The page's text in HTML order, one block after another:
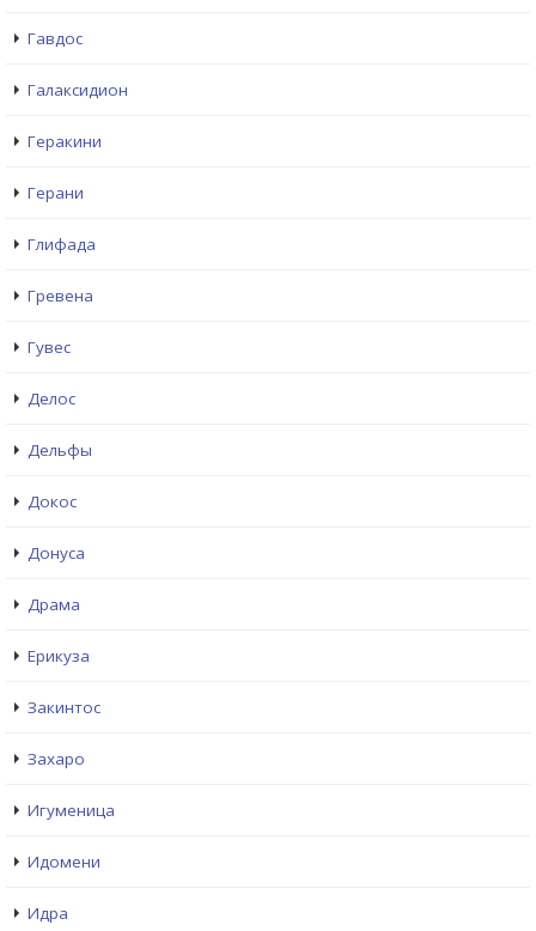
Гавдос
Галаксидион
Геракини
Герани
Глифада
Гревена
Гувес
Делос
Дельфы
Докос
Донуса
Драма
Ерикуза
Закинтос
Захаро
Игуменица
Идомени
Идра